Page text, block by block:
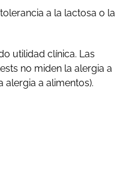
a la lactosa o la
utilidad clínica. Las
no miden la alergia a
alergia a alimentos).